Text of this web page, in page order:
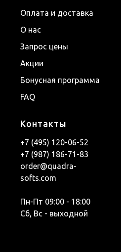
Оплата и доставка
О нас
Запрос цены
Акции
Бонусная программа
FAQ
Контакты
+7 (495) 120-06-52
+7 (987) 186-71-83
order@quadra-
softs.com
Пн-Пт 09:00 - 18:00
Сб, Вс - выходной